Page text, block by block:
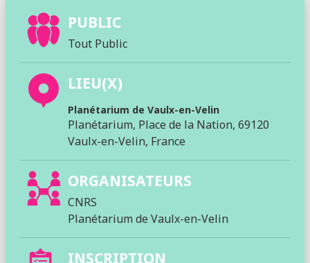
PUBLIC
Tout Public
LIEU(X)
Planétarium de Vaulx-en-Velin
Planétarium, Place de la Nation, 69120
Vaulx-en-Velin, France
ORGANISATEURS
CNRS
Planétarium de Vaulx-en-Velin
INSCRIPTION